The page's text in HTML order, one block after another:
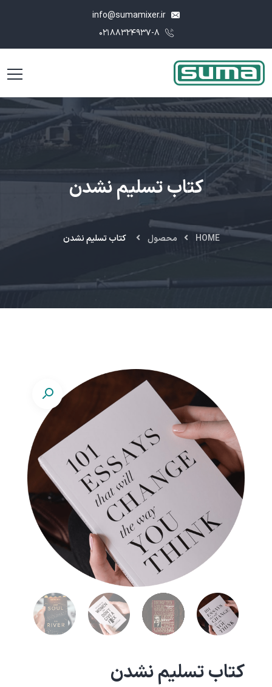
کتاب تسلیم نشدن
HOME محصول کتاب تسلیم نشدن
کتاب تسلیم نشدن